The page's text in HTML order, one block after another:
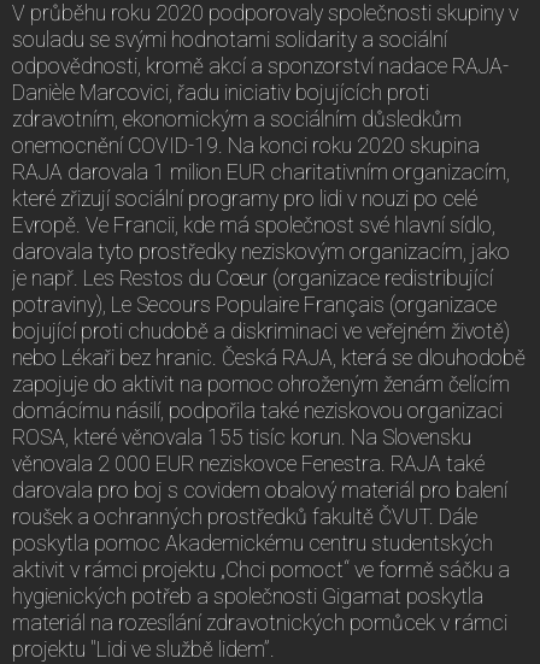
V průběhu roku 2020 podporovaly společnosti skupiny v
souladu se svými hodnotami solidarity a sociální
odpovědnosti, kromě akcí a sponzorství nadace RAJA-
Danièle Marcovici, řadu iniciativ bojujících proti
zdravotním, ekonomickým a sociálním důsledkům
onemocnění COVID-19. Na konci roku 2020 skupina
RAJA darovala 1 milion EUR charitativním organizacím,
které zřizují sociální programy pro lidi v nouzi po celé
Evropě. Ve Francii, kde má společnost své hlavní sídlo,
darovala tyto prostředky neziskovým organizacím, jako
je např. Les Restos du Cœur (organizace redistribující
potraviny), Le Secours Populaire Français (organizace
bojující proti chudobě a diskriminaci ve veřejném životě)
nebo Lékaři bez hranic. Česká RAJA, která se dlouhodobě
zapojuje do aktivit na pomoc ohroženým ženám čelícím
domácímu násilí, podpořila také neziskovou organizaci
ROSA, které věnovala 155 tisíc korun. Na Slovensku
věnovala 2 000 EUR neziskovce Fenestra. RAJA také
darovala pro boj s covidem obalový materiál pro balení
roušek a ochranných prostředků fakultě ČVUT. Dále
poskytla pomoc Akademickému centru studentských
aktivit v rámci projektu „Chci pomoct“ ve formě sáčku a
hygienických potřeb a společnosti Gigamat poskytla
materiál na rozesílání zdravotnických pomůcek v rámci
projektu "Lidi ve službě lidem”.